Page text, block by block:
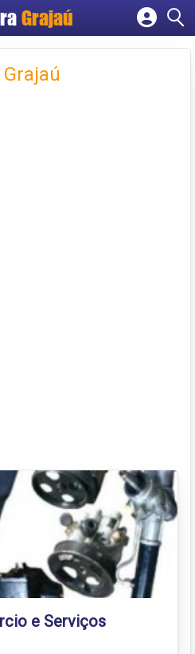
Grajaú
Cadastrar empresa
Criar conta
e Serviços